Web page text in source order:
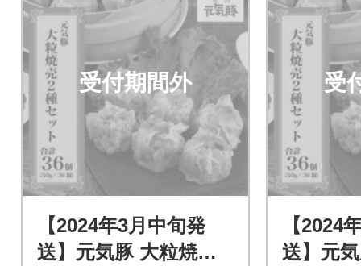
受付期間外
【2024年3月中旬発
送】元気豚 大粒焼売2
受
【2024
送】元